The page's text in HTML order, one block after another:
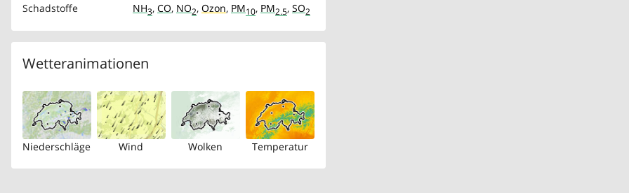
Schadstoffe
NH3, CO, NO2, Ozon, PM10, PM2.5, SO2
Wetteranimationen
Niederschläge Wind Wolken Temperatur